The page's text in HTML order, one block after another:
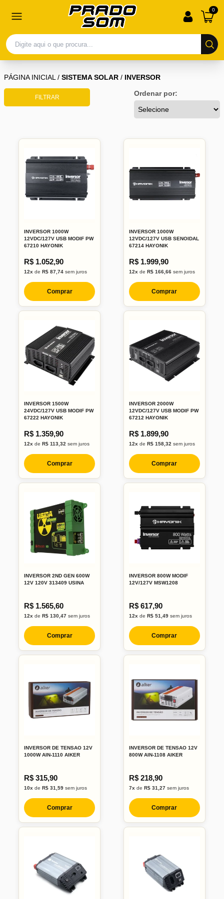
0
PÁGINA INICIAL/ SISTEMA SOLAR / INVERSOR
FILTRAR Ordenar por:
INVERSOR 1000W
12VDC/127V USB MODIF PW
67210 HAYONIK
R$ 1.052,90
12x deR$ 87,74 sem juros
Comprar
INVERSOR 1000W
12VDC/127V USB SENOIDAL
67214 HAYONIK
R$ 1.999,90
12xde R$ 166,66sem juros
Comprar
INVERSOR 1500W
24VDC/127V USB MODIF PW
67222 HAYONIK
R$ 1.359,90
12x deR$ 113,32 sem juros
Comprar
INVERSOR 2000W
12VDC/127V USB MODIF PW
67212 HAYONIK
R$ 1.899,90
12xde R$ 158,32sem juros
Comprar
INVERSOR 2ND GEN 600W
12V 120V 313409 USINA
R$ 1.565,60
12x deR$ 130,47 sem juros
Comprar
INVERSOR 800W MODIF
12V/127V MSW1208
R$ 617,90
12xde R$ 51,49sem juros
Comprar
INVERSOR DE TENSAO 12V
1000W AIN-1110 AIKER
R$ 315,90
10x deR$ 31,59 sem juros
Comprar
INVERSOR DE TENSAO 12V
800W AIN-1108 AIKER
R$ 218,90
7xde R$ 31,27sem juros
Comprar